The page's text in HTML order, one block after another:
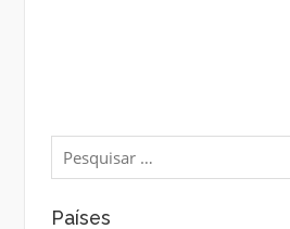
Pesquisar
por:
Países